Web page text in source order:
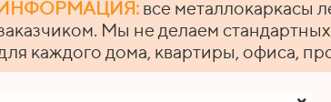
все металлокаркасы
Мы не делаем стандартных
каждого дома, квартиры, офиса,